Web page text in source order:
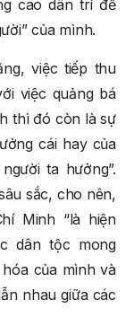
cao dân trí để
của mình.
việc tiếp thu
việc quảng bá
thì đó còn là sự
cái hay của
ta hưởng”.
sắc, cho nên,
Minh “là hiện
dân tộc mong
của mình và
nhau giữa các